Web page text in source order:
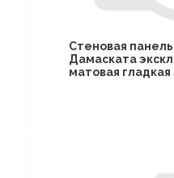
Стеновая
Дамаската
матовая